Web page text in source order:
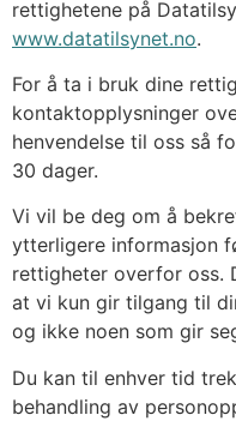
rettighetene på
www.datatilsynet.no.
For å ta i bruk dine
kontaktopplysninger
henvendelse til oss så
30 dager.
Vi vil be deg om å
ytterligere informasjon
rettigheter overfor oss.
at vi kun gir tilgang til
og ikke noen som gir
Du kan til enhver tid
behandling av